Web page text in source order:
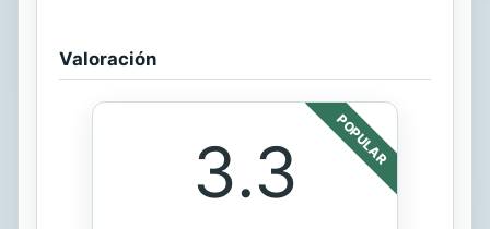
Valoración
POPULAR
3.3